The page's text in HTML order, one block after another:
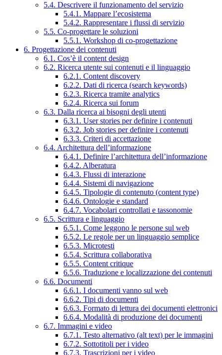
5.4. Descrivere il funzionamento del servizio
5.4.1. Mappare l’ecosistema
5.4.2. Rappresentare i flussi di servizio
5.5. Co-progettare le soluzioni
5.5.1. Workshop di co-progettazione
6. Progettazione dei contenuti
6.1. Cos’è il content design
6.2. Ricerca utente sui contenuti e il linguaggio
6.2.1. Content discovery
6.2.2. Dati di ricerca (search keywords)
6.2.3. Ricerca tramite analytics
6.2.4. Ricerca sui forum
6.3. Dalla ricerca ai bisogni degli utenti
6.3.1. User stories per definire i contenuti
6.3.2. Job stories per definire i contenuti
6.3.3. Criteri di accettazione
6.4. Architettura dell’informazione
6.4.1. Definire l’architettura dell’informazione
6.4.2. Alberatura
6.4.3. Flussi di interazione
6.4.4. Sistemi di navigazione
6.4.5. Tipologie di contenuto (content type)
6.4.6. Ontologie e standard
6.4.7. Vocabolari controllati e tassonomie
6.5. Scrittura e linguaggio
6.5.1. Come leggono le persone sul web
6.5.2. Le regole per un linguaggio semplice
6.5.3. Microtesti
6.5.4. Scrittura collaborativa
6.5.5. Content critique
6.5.6. Traduzione e localizzazione dei contenuti
6.6. Documenti
6.6.1. I documenti vanno sul web
6.6.2. Tipi di documenti
6.6.3. Formato di lettura dei documenti elettronici
6.6.4. Modalità di produzione dei documenti
6.7. Immagini e video
6.7.1. Testo alternativo (alt text) per le immagini
6.7.2. Sottotitoli per i video
6.7.3. Trascrizioni per i video